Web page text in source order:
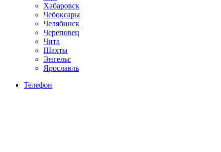
Хабаровск
Чебоксары
Челябинск
Череповец
Чита
Шахты
Энгельс
Ярославль
Телефон